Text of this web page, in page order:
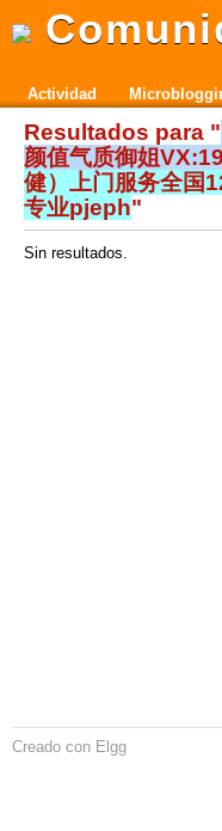
Actividad
Resultados para "
颜值气质御姐
健）上门服务全国
专业pjeph"
Sin resultados.
Creado con Elgg